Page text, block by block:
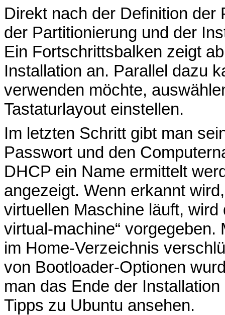
Direkt nach der Definition der
der Partitionierung und der
Ein Fortschrittsbalken zeigt
Installation an. Parallel dazu
verwenden möchte,
Tastaturlayout einstellen.
Im letzten Schritt gibt man
Passwort und den
DHCP ein Name ermittelt
angezeigt. Wenn erkannt
virtuellen Maschine läuft,
virtual-machine“
im Home-Verzeichnis
von Bootloader-Optionen
man das Ende der
Tipps zu Ubuntu ansehen.